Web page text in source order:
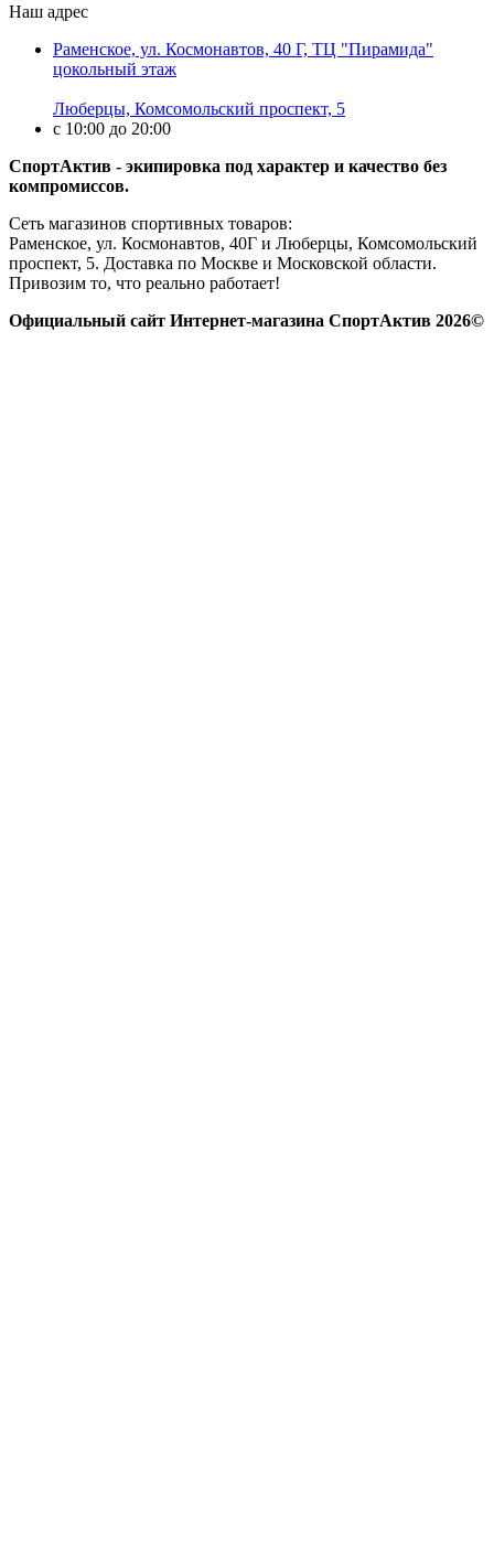
Наш адрес
Раменское, ул. Космонавтов, 40 Г, ТЦ "Пирамида"
цокольный этаж
Люберцы, Комсомольский проспект, 5
с 10:00 до 20:00
СпортАктив - экипировка под характер и качество без
компромиссов.
Сеть магазинов спортивных товаров:
Раменское, ул. Космонавтов, 40Г и Люберцы, Комсомольский
проспект, 5. Доставка по Москве и Московской области.
Привозим то, что реально работает!
Официальный сайт Интернет-магазина СпортАктив 2026©